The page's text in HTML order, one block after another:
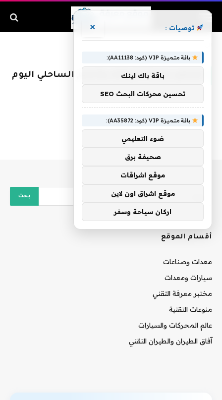
ملخص مباراة الزمالك والنجم الساحلي اليوم
أقسام الموقع
معدات وصناعات
سيارات ومعدات
مختبر معرفة التقني
منوعات التقنية
عالم المحركات والسيارات
آفاق الطيران والطيران التقني
توصيات : ×
باقة متميزة VIP (كود: AA11138):
باقة باك لينك
تحسين محركات البحث SEO
باقة متميزة VIP (كود: AA35872):
ضوء التعليمي
صحيفة برق
موقع اشراقات
موقع اشراق اون لاين
اركان سياحة وسفر